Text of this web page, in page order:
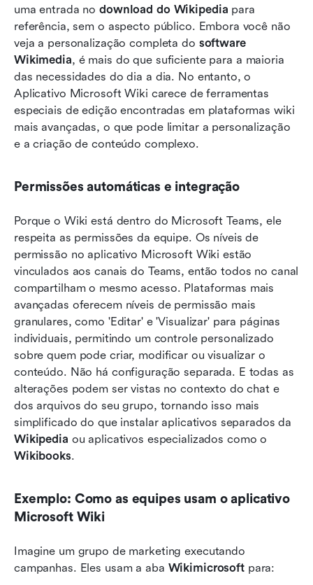
uma entrada no download do Wikipedia para
referência, sem o aspecto público. Embora você não
veja a personalização completa do software
Wikimedia, é mais do que suficiente para a maioria
das necessidades do dia a dia. No entanto, o
Aplicativo Microsoft Wiki carece de ferramentas
especiais de edição encontradas em plataformas wiki
mais avançadas, o que pode limitar a personalização
e a criação de conteúdo complexo.
Permissões automáticas e integração
Porque o Wiki está dentro do Microsoft Teams, ele
respeita as permissões da equipe. Os níveis de
permissão no aplicativo Microsoft Wiki estão
vinculados aos canais do Teams, então todos no canal
compartilham o mesmo acesso. Plataformas mais
avançadas oferecem níveis de permissão mais
granulares, como 'Editar' e 'Visualizar' para páginas
individuais, permitindo um controle personalizado
sobre quem pode criar, modificar ou visualizar o
conteúdo. Não há configuração separada. E todas as
alterações podem ser vistas no contexto do chat e
dos arquivos do seu grupo, tornando isso mais
Wikipedia
Wikibooks.
Exemplo: Como as equipes usam o aplicativo
Microsoft Wiki
Imagine um grupo de marketing executando
campanhas. Eles usam a aba Wikimicrosoft para: